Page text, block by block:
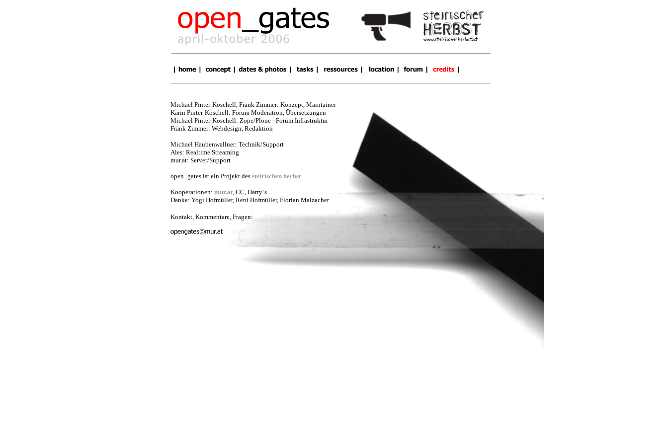
Michael Pinter-Koschell, Fränk Zimmer: Konzept, Maintainer
Karin Pinter-Koschell: Forum Moderation, Übersetzungen
Michael Pinter-Koschell: Zope/Plone - Forum Infrastruktur
Fränk Zimmer: Webdesign, Redaktion
Michael Haubenwallner: Technik/Support
Ales: Realtime Streaming
mur.at: Server/Support
open_gates ist ein Projekt des steirischen herbst
Kooperationen: mur.at, CC, Harry´s
Danke: Yogi Hofmüller, Reni Hofmüller, Florian Malzacher
Kontakt, Kommentare, Fragen: